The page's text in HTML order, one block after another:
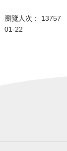
瀏覽人次：
01-22
:::